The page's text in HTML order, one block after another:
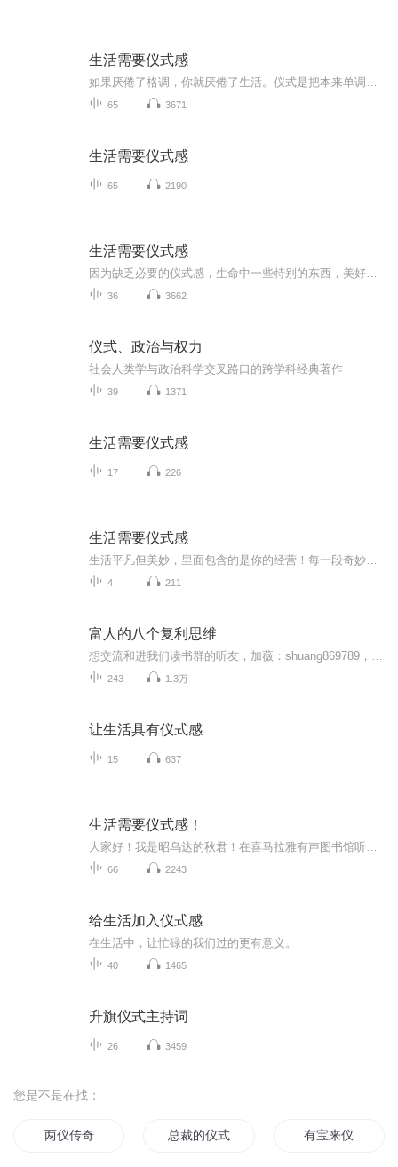
生活需要仪式感
65 3671
生活需要仪式感
65 2190
生活需要仪式感
36 3662
仪式、政治与权力
社会人类学与政治科学交叉路口的跨学科经典著作
39 1371
生活需要仪式感
17 226
生活需要仪式感
4 211
富人的八个复利思维
243 1.3万
让生活具有仪式感
15 637
生活需要仪式感！
66 2243
给生活加入仪式感
在生活中，让忙碌的我们过的更有意义。
40 1465
升旗仪式主持词
26 3459
您是不是在找：
两仪传奇 总裁的仪式感 有宝来仪